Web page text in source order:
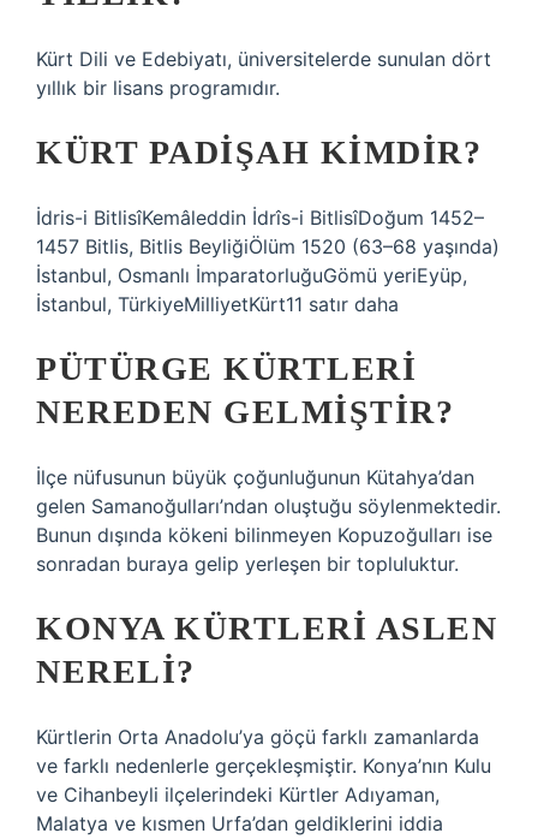
Kürt Dili ve Edebiyatı, üniversitelerde sunulan dört
yıllık bir lisans programıdır.
KÜRT PADIŞAH KIMDIR?
İdris-i BitlisîKemâleddin İdrîs-i BitlisîDoğum 1452–
1457 Bitlis, Bitlis BeyliğiÖlüm 1520 (63–68 yaşında)
İstanbul, Osmanlı İmparatorluğuGömü yeriEyüp,
İstanbul, TürkiyeMilliyetKürt11 satır daha
PÜTÜRGE KÜRTLERI
NEREDEN GELMIŞTIR?
İlçe nüfusunun büyük çoğunluğunun Kütahya’dan
gelen Samanoğulları’ndan oluştuğu söylenmektedir.
Bunun dışında kökeni bilinmeyen Kopuzoğulları ise
sonradan buraya gelip yerleşen bir topluluktur.
KONYA KÜRTLERI ASLEN
NERELI?
Kürtlerin Orta Anadolu’ya göçü farklı zamanlarda
ve farklı nedenlerle gerçekleşmiştir. Konya’nın Kulu
ve Cihanbeyli ilçelerindeki Kürtler Adıyaman,
Malatya ve kısmen Urfa’dan geldiklerini iddia